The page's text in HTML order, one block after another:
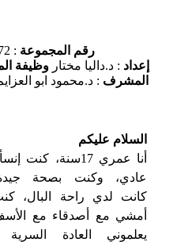
رقم المجموعة : 1572
إعداد : د.داليا مختار وظيفة
المشرف : د.محمود ابو
السلام عليكم
أنا عمري 17سنة، كنت
عادي، وكنت بصحة
كانت لدي راحة البال،
أمشي مع أصدقاء مع
يعلموني العادة